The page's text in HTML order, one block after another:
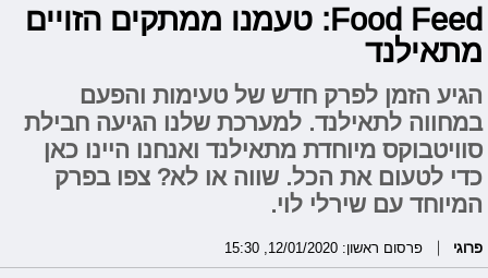
Food Feed: טעמנו ממתקים הזויים
מתאילנד
הגיע הזמן לפרק חדש של טעימות והפעם
במחווה לתאילנד. למערכת שלנו הגיעה חבילת
סוויטבוקס מיוחדת מתאילנד ואנחנו היינו כאן
כדי לטעום את הכל. שווה או לא? צפו בפרק
המיוחד עם שירלי לוי.
פרוגי פרסום ראשון: 12/01/2020, 15:30